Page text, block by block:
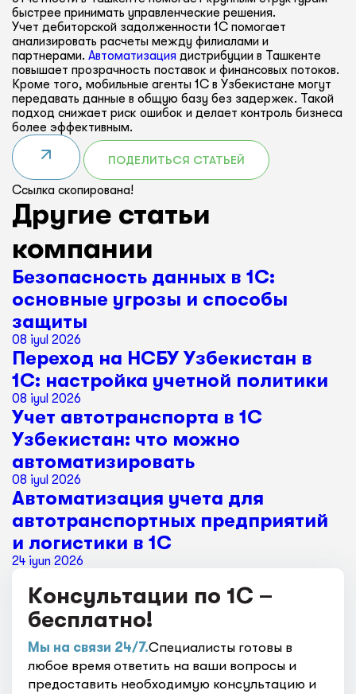
быстрее принимать управленческие решения.
Учет дебиторской задолженности 1С помогает
анализировать расчеты между филиалами и
партнерами. Автоматизация дистрибуции в Ташкенте
повышает прозрачность поставок и финансовых потоков.
Кроме того, мобильные агенты 1С в Узбекистане могут
передавать данные в общую базу без задержек. Такой
подход снижает риск ошибок и делает контроль бизнеса
более эффективным.
ПОДЕЛИТЬСЯ СТАТЬЕЙ
Ссылка скопирована!
Другие статьи
компании
Безопасность данных в 1С:
основные угрозы и способы
защиты
08 iyul 2026
Переход на НСБУ Узбекистан в
1С: настройка учетной политики
08 iyul 2026
Учет автотранспорта в 1С
Узбекистан: что можно
автоматизировать
08 iyul 2026
Автоматизация учета для
автотранспортных предприятий
и логистики в 1С
24 iyun 2026
Консультации по 1С –
бесплатно!
Мы на связи 24/7.Специалисты готовы в
любое время ответить на ваши вопросы и
предоставить необходимую консультацию и